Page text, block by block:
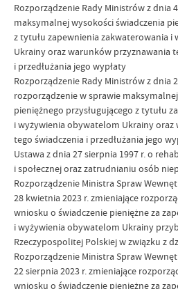
Rozporządzenie Rady Ministrów z dnia
maksymalnej wysokości świadczenia
z tytułu zapewnienia zakwaterowania
Ukrainy oraz warunków przyznawania
i przedłużania jego wypłaty
Rozporządzenie Rady Ministrów z dnia
rozporządzenie w sprawie
pieniężnego przysługującego z tytułu
i wyżywienia obywatelom Ukrainy oraz
tego świadczenia i przedłużania jego
Ustawa z dnia 27 sierpnia 1997 r. o
i społecznej oraz zatrudnianiu osób
Rozporządzenie Ministra Spraw
28 kwietnia 2023 r. zmieniające
wniosku o świadczenie pieniężne za
i wyżywienia obywatelom Ukrainy
Rzeczypospolitej Polskiej w związku z
Rozporządzenie Ministra Spraw
22 sierpnia 2023 r. zmieniające
wniosku o świadczenie pieniężne za